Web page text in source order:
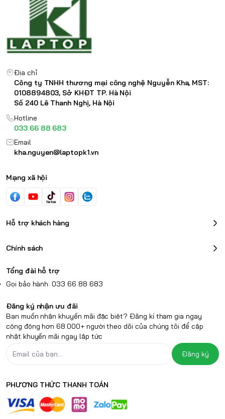
Địa chỉ
Công ty TNHH thương mại công nghệ Nguyễn Kha, MST:
0108894803, Sở KHĐT TP. Hà Nội
Số 240 Lê Thanh Nghị, Hà Nội
Hotline
033 66 88 683
Email
kha.nguyen@laptopk1.vn
Mạng xã hội
Hỗ trợ khách hàng
Chính sách
Tổng đài hỗ trợ
Gọi bảo hành: 033 66 88 683
Đăng ký nhận ưu đãi
Bạn muốn nhận khuyến mãi đặc biệt? Đăng kí tham gia ngay
cộng động hơn 68.000+ người theo dõi của chúng tôi để cập
nhật khuyến mãi ngay lập tức
Đăng ký
PHƯƠNG THỨC THANH TOÁN